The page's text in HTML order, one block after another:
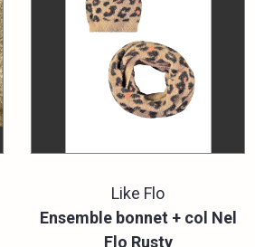
Like Flo
Ensemble bonnet + col Nel
Flo Rusty